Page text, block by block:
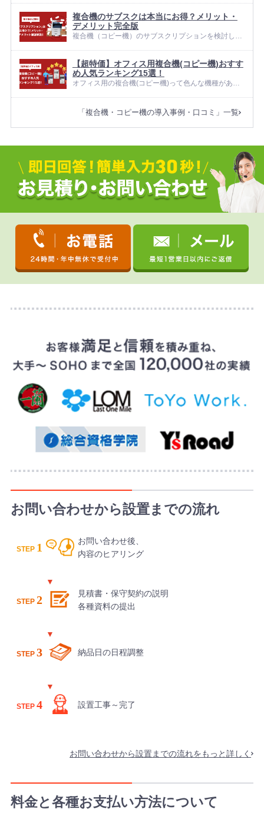
社に合うか判断できない 月間枚数や保守料金の目安を
知りたい 複合機はサイズや速さ、機能、価格の幅が大
きい機器です。置き場...
複合機のサブスクは本当にお得？メリット・
デメリット完全版
複合機（コピー機）のサブスクリプションを検討して
サブスクが有利か レンタルや購入との違い（料金・期
間） 解約や契約期間の柔軟さ カラー中心の運用で費
用がどう変わるか サブ...
【超特価】オフィス用複合機(コピー機)おすす
め人気ランキング15選！
オフィス用の複合機(コピー機)って色んな機種があり
ます。また中古・新品で値段が格段に変わるので、ま
ずは予算を決めましょう。...
「複合機・コピー機の導入事例・口コミ」一覧
お問い合わせから設置までの流れ
STEP 1
お問い合わせ後、
内容のヒアリング
STEP 2
見積書・保守契約の説明
各種資料の提出
STEP 3 納品日の日程調整
STEP 4 設置工事～完了
お問い合わせから設置までの流れをもっと詳しく
料金と各種お支払い方法について